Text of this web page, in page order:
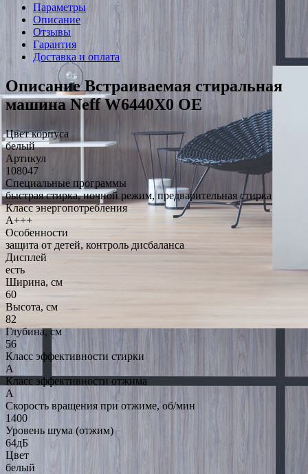
Параметры
Описание
Отзывы
Гарантия
Доставка и оплата
Описание Встраиваемая стиральная
машина Neff W6440X0 OE
Цвет корпуса
белый
Артикул
108047
Специальные программы
быстрая стирка, ночной режим, предварительная стирка
Класс энергопотребления
A+++
Особенности
защита от детей, контроль дисбаланса
Дисплей
есть
Ширина, см
60
Высота, см
82
Глубина, см
56
Класс эффективности стирки
A
Класс эффективности отжима
A
Скорость вращения при отжиме, об/мин
1400
Уровень шума (отжим)
64дБ
Цвет
белый